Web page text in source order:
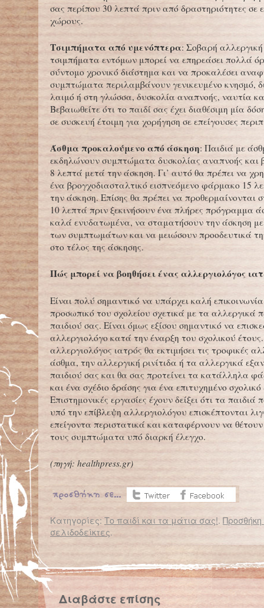
σας περίπου 30 λεπτά πριν από δραστηριότητες σε
χώρους.
Τσιμπήματα από υμενόπτερα: Σοβαρή
τσιμπήματα εντόμων μπορεί να επηρεάσει πολλά
σύντομο χρονικό διάστημα και να προκαλέσει
συμπτώματα περιλαμβάνουν γενικευμένο κνησμό,
λαιμό ή στη γλώσσα, δυσκολία αναπνοής, ναυτία
Βεβαιωθείτε ότι το παιδί σας έχει διαθέσιμη μία
σε συσκευή έτοιμη για χορήγηση σε επείγουσες
Άσθμα προκαλούμενο από άσκηση: Παιδιά με
εκδηλώνουν συμπτώματα δυσκολίας αναπνοής και
8 λεπτά μετά την άσκηση. Γι’ αυτό θα πρέπει να
ένα βρογχοδιασταλτικό εισπνεόμενο φάρμακο 15
την άσκηση. Επίσης θα πρέπει να προθερμαίνονται
10 λεπτά πριν ξεκινήσουν ένα πλήρες πρόγραμμα
καλά ενυδατωμένα, να σταματήσουν την άσκηση
των συμπτωμάτων και να μειώσουν προοδευτικά
στο τέλος της άσκησης.
Πώς μπορεί να βοηθήσει ένας αλλεργιολόγος
Είναι πολύ σημαντικό να υπάρχει καλή
προσωπικό του σχολείου σχετικά με τα αλλεργικά
παιδιού σας. Είναι όμως εξίσου σημαντικό να
αλλεργιολόγο κατά την έναρξη του σχολικού
αλλεργιολόγος ιατρός θα εκτιμήσει τις τροφικές
άσθμα, την αλλεργική ρινίτιδα ή τα αλλεργικά
παιδιού σας και θα σας προτείνει τα κατάλληλα
και ένα σχέδιο δράσης για ένα επιτυχημένο σχολικό
Επιστημονικές εργασίες έχουν δείξει ότι τα παιδιά
υπό την επίβλεψη αλλεργιολόγου επισκέπτονται
επείγοντα περιστατικά και καταφέρνουν να
τους συμπτώματα υπό διαρκή έλεγχο.
(πηγή: healthpress.gr)
Κατηγορίες: Το παιδί και τα μάτια σας!. Προσθήκη
σελιδοδείκτες.
← Επιστροφή στο %s
Θεραπεία χρονίων νοσημάτων με εκπαιδευμένους σκύλους – Έρευνα Θ.Χ.Π.ΑΝ.Α – Sapt Hellas
Διαβάστε επίσης